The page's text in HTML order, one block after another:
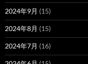
2024年9月 (15)
2024年8月 (15)
2024年7月 (16)